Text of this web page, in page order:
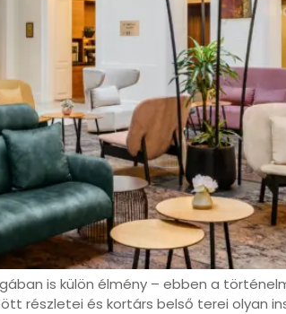
is külön élmény – ebben a
részletei és kortárs belső terei olyan